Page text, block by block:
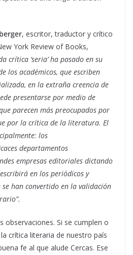
, escritor, traductor y crítico
York Review of Books,
crítica ‘seria’ ha pasado en su
los académicos, que escriben
en la extraña creencia de
presentarse por medio de
parecen más preocupados por
por la crítica de la literatura. El
los
departamentos
empresas editoriales dictando
en los periódicos y
han convertido en la validación
observaciones. Si se cumplen o
crítica literaria de nuestro país
fe al que alude Cercas. Ese